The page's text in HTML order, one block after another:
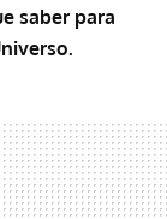
saber para